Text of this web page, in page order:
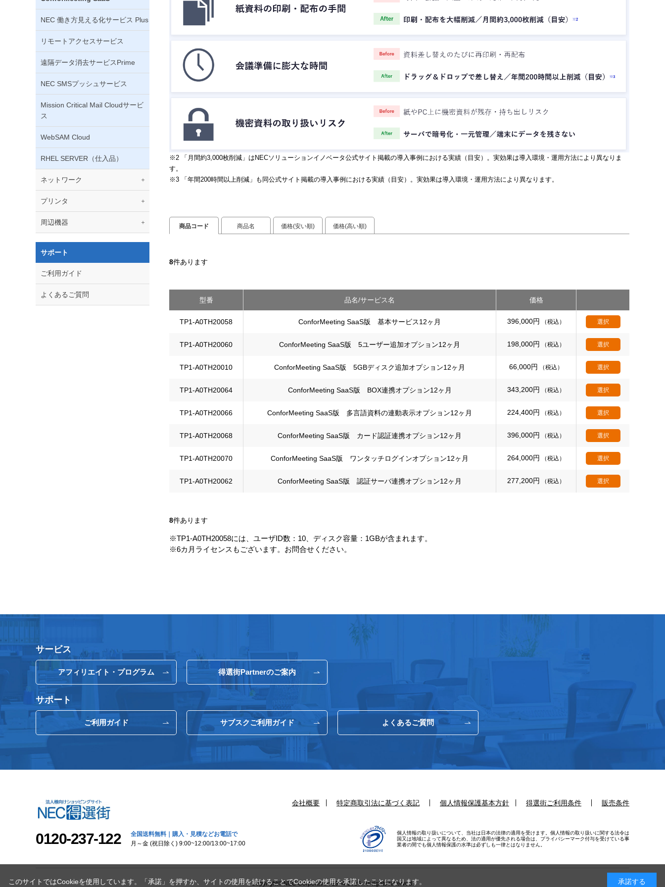
NEC 働き方見える化サービス Plus
リモートアクセスサービス
遠隔データ消去サービスPrime
NEC SMSプッシュサービス
Mission Critical Mail Cloudサービ
ス
WebSAM Cloud
RHEL SERVER（仕入品）
ネットワーク
プリンタ
周辺機器
サポート
ご利用ガイド
よくあるご質問
※2 「月間約3,000枚削減」はNECソリューションイノベータ公式サイト掲載の導入事例における実績（目安）。実効果は導入環境・運用方法により異なりま
す。
※3 「年間200時間以上削減」も同公式サイト掲載の導入事例における実績（目安）。実効果は導入環境・運用方法により異なります。
商品コード 商品名 価格(安い順) 価格(高い順)
8件あります
型番 品名/サービス名 価格
TP1-A0TH20058 ConforMeeting SaaS版 基本サービス12ヶ月 396,000円 （税込） 選択
TP1-A0TH20060 ConforMeeting SaaS版 5ユーザー追加オプション12ヶ月 198,000円 （税込） 選択
TP1-A0TH20010 ConforMeeting SaaS版 5GBディスク追加オプション12ヶ月 66,000円 （税込） 選択
TP1-A0TH20064 ConforMeeting SaaS版 BOX連携オプション12ヶ月 343,200円 （税込） 選択
TP1-A0TH20066 ConforMeeting SaaS版 多言語資料の連動表示オプション12ヶ月 224,400円 （税込） 選択
TP1-A0TH20068 ConforMeeting SaaS版 カード認証連携オプション12ヶ月 396,000円 （税込） 選択
TP1-A0TH20070 ConforMeeting SaaS版 ワンタッチログインオプション12ヶ月 264,000円 （税込） 選択
TP1-A0TH20062 ConforMeeting SaaS版 認証サーバ連携オプション12ヶ月 277,200円 （税込） 選択
8件あります
※TP1-A0TH20058には、ユーザID数：10、ディスク容量：1GBが含まれます。
※6カ月ライセンスもございます。お問合せください。
サービス
アフィリエイト・プログラム 得選街Partnerのご案内
サポート
ご利用ガイド サブスクご利用ガイド よくあるご質問
会社概要 特定商取引法に基づく表記 個人情報保護基本方針 得選街ご利用条件 販売条件
0120-237-122
全国送料無料｜購入・見積などお電話で
月～金 (祝日除く) 9:00~12:00/13:00~17:00
個人情報の取り扱いについて、当社は日本の法律の適用を受けます。個人情報の取り扱いに関する法令は
国又は地域によって異なるため、法の適用が優先される場合は、プライバシーマーク付与を受けている事
業者の間でも個人情報保護の水準は必ずしも一律とはなりません。
Copyright© NEC Corporation 1994-2026. All rights reserved.
このサイトではCookieを使用しています。「承諾」を押すか、サイトの使用を続けることでCookieの使用を承諾したことになります。 承諾する